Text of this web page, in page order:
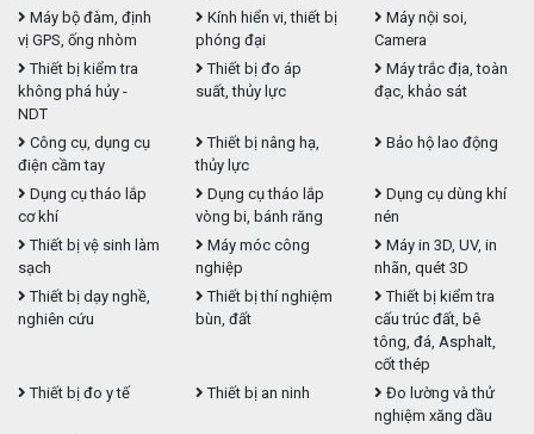
Máy bộ đàm, định
vị GPS, ống nhòm
Kính hiển vi, thiết bị
phóng đại
Máy nội soi,
Camera
Thiết bị kiểm tra
không phá hủy -
NDT
Thiết bị đo áp
suất, thủy lực
Máy trắc địa, toàn
đạc, khảo sát
Công cụ, dụng cụ
điện cầm tay
Thiết bị nâng hạ,
thủy lực
Bảo hộ lao động
Dụng cụ tháo lắp
cơ khí
Dụng cụ tháo lắp
vòng bi, bánh răng
Dụng cụ dùng khí
nén
Thiết bị vệ sinh làm
sạch
Máy móc công
nghiệp
Máy in 3D, UV, in
nhãn, quét 3D
Thiết bị dạy nghề,
nghiên cứu
Thiết bị thí nghiệm
bùn, đất
Thiết bị kiểm tra
cấu trúc đất, bê
tông, đá, Asphalt,
cốt thép
Thiết bị đo y tế
Thiết bị an ninh
Đo lường và thử
nghiệm xăng dầu